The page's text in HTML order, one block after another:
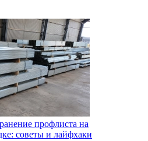
профлиста на
советы и лайфхаки